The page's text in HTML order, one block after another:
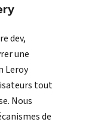
dev,
une
Leroy
tout
Nous
de